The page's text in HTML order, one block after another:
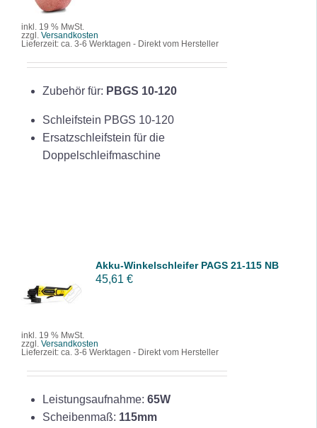
DETAILS
inkl. 19 % MwSt.
zzgl. Versandkosten
Lieferzeit: ca. 3-6 Werktagen - Direkt vom Hersteller
Zubehör für: PBGS 10-120
Schleifstein PBGS 10-120
Ersatzschleifstein für die
Doppelschleifmaschine
WARENK
ORB
/
Akku-Winkelschleifer PAGS 21-115 NB
45,61 €
inkl. 19 % MwSt.
zzgl. Versandkosten
Lieferzeit: ca. 3-6 Werktagen - Direkt vom Hersteller
Leistungsaufnahme:65W
Scheibenmaß: 115mm